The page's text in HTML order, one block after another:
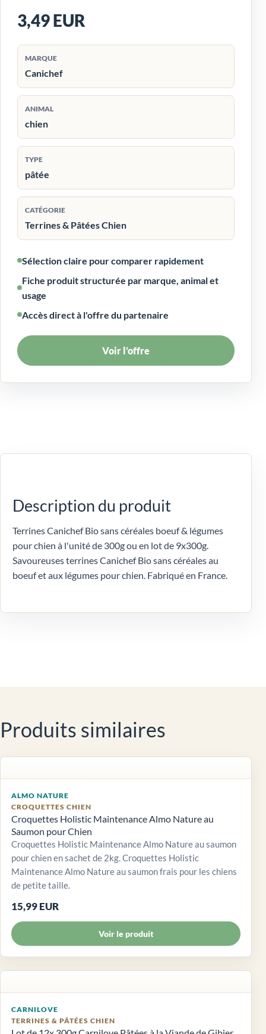
3,49 EUR
MARQUE
Canichef
ANIMAL
chien
TYPE
pâtée
CATÉGORIE
Terrines & Pâtées Chien
Sélection claire pour comparer rapidement
Fiche produit structurée par marque, animal et
usage
Accès direct à l'offre du partenaire
Voir l’offre
Description du produit
Terrines Canichef Bio sans céréales boeuf & légumes
pour chien à l'unité de 300g ou en lot de 9x300g.
Savoureuses terrines Canichef Bio sans céréales au
boeuf et aux légumes pour chien. Fabriqué en France.
Produits similaires
ALMO NATURE
CROQUETTES CHIEN
Croquettes Holistic Maintenance Almo Nature au
Saumon pour Chien
Croquettes Holistic Maintenance Almo Nature au saumon
pour chien en sachet de 2kg. Croquettes Holistic
Maintenance Almo Nature au saumon frais pour les chiens
de petite taille.
15,99 EUR
Voir le produit
CARNILOVE
TERRINES & PÂTÉES CHIEN